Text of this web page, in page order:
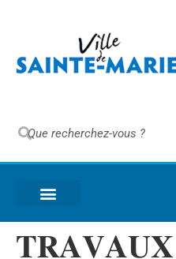
𝐓𝐑𝐀𝐕𝐀𝐔𝐗